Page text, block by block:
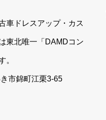
車ドレスアップ・カス
東北唯一「DAMDコン
。
市錦町江栗3-65